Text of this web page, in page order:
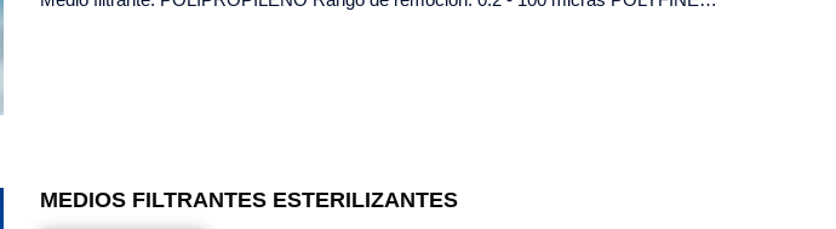
MEDIOS FILTRANTES ESTERILIZANTES